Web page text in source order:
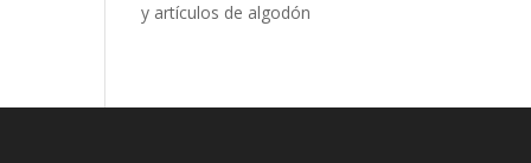
y artículos de algodón